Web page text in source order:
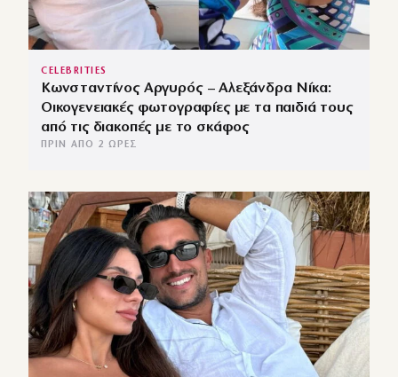
CELEBRITIES
Κωνσταντίνος Αργυρός – Αλεξάνδρα Νίκα:
Οικογενειακές φωτογραφίες με τα παιδιά τους
από τις διακοπές με το σκάφος
ΠΡΙΝ ΑΠΌ 2 ΏΡΕΣ